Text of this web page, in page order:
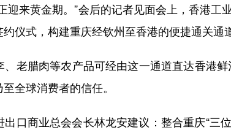
来黄金期。”会后的记者见面会上，香港工
仪式，构建重庆经钦州至香港的便捷通关通道
腊肉等农产品可经由这一通道直达香港鲜
全球消费者的信任。
商业总会会长林龙安建议：整合重庆“三